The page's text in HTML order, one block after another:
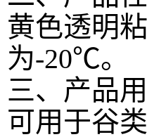
黄色透明
为-20℃。
三、产品
可用于谷